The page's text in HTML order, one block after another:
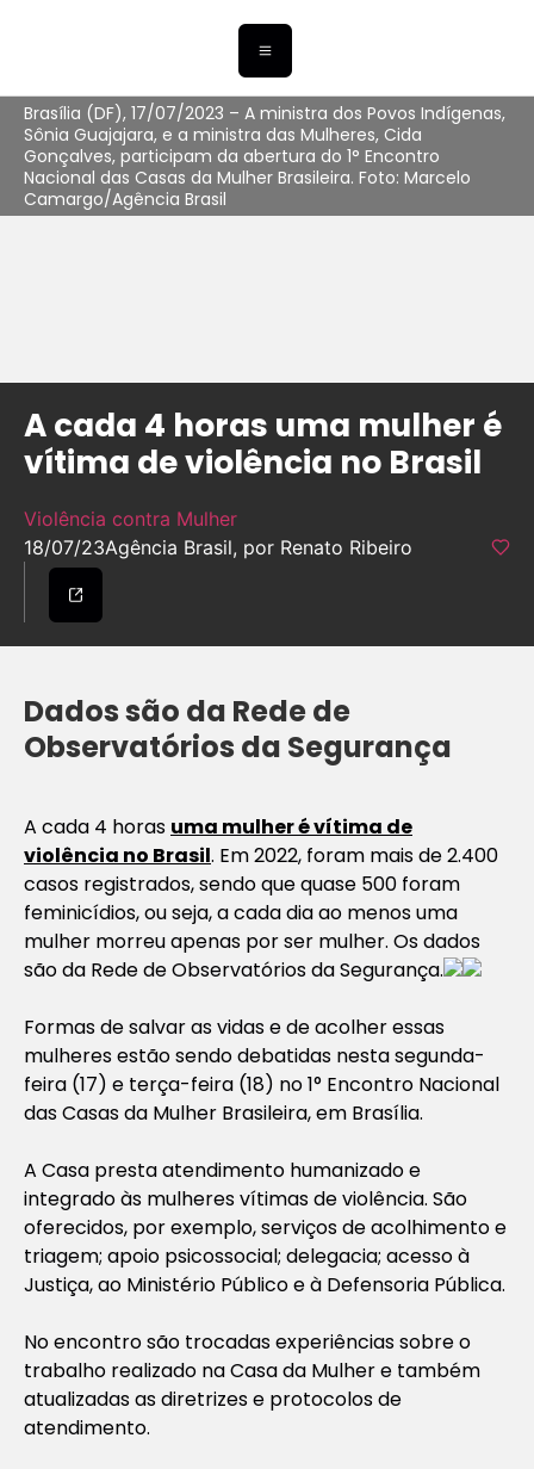
Brasília (DF), 17/07/2023 – A ministra dos Povos Indígenas,
Sônia Guajajara, e a ministra das Mulheres, Cida
Gonçalves, participam da abertura do 1° Encontro
Nacional das Casas da Mulher Brasileira. Foto: Marcelo
Camargo/Agência Brasil
A cada 4 horas uma mulher é
vítima de violência no Brasil
Violência contra Mulher
18/07/23Agência Brasil, por Renato Ribeiro
Dados são da Rede de
Observatórios da Segurança
A cada 4 horas uma mulher é vítima de
violência no Brasil. Em 2022, foram mais de 2.400
casos registrados, sendo que quase 500 foram
feminicídios, ou seja, a cada dia ao menos uma
mulher morreu apenas por ser mulher. Os dados
são da Rede de Observatórios da Segurança.
Formas de salvar as vidas e de acolher essas
mulheres estão sendo debatidas nesta segunda-
feira (17) e terça-feira (18) no 1° Encontro Nacional
das Casas da Mulher Brasileira, em Brasília.
A Casa presta atendimento humanizado e
integrado às mulheres vítimas de violência. São
oferecidos, por exemplo, serviços de acolhimento e
triagem; apoio psicossocial; delegacia; acesso à
Justiça, ao Ministério Público e à Defensoria Pública.
No encontro são trocadas experiências sobre o
trabalho realizado na Casa da Mulher e também
atualizadas as diretrizes e protocolos de
atendimento.